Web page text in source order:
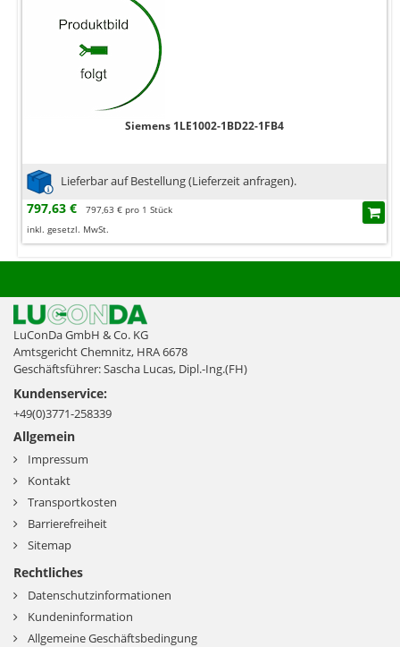
Siemens 1LE1002-1BD22-1FB4
Lieferbar auf Bestellung (Lieferzeit anfragen).
797,63 €
797,63 € pro 1 Stück
inkl. gesetzl. MwSt.
LuConDa GmbH & Co. KG
Amtsgericht Chemnitz, HRA 6678
Geschäftsführer: Sascha Lucas, Dipl.-Ing.(FH)
Kundenservice:
+49(0)3771-258339
Allgemein
Impressum
Kontakt
Transportkosten
Barrierefreiheit
Sitemap
Rechtliches
Datenschutzinformationen
Kundeninformation
Allgemeine Geschäftsbedingung